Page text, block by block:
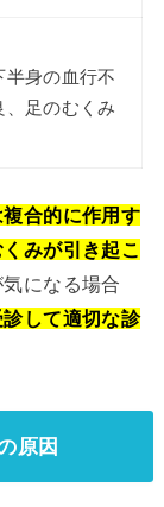
半身の血行不
、足のむくみ
合的に作用す
みが引き起こ
になる場合
して適切な診
原因